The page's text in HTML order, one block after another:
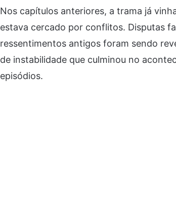
Nos capítulos anteriores, a trama já
estava cercado por conflitos. Disputas
ressentimentos antigos foram sendo
de instabilidade que culminou no
episódios.